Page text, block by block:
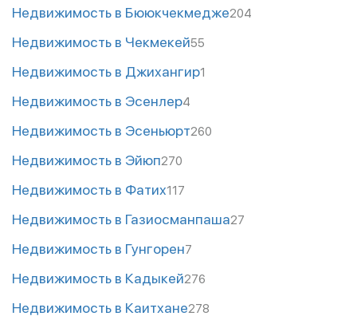
Недвижимость в Бююкчекмедже204
Недвижимость в Чекмекей55
Недвижимость в Джихангир1
Недвижимость в Эсенлер4
Недвижимость в Эсеньюрт260
Недвижимость в Эйюп270
Недвижимость в Фатих117
Недвижимость в Газиосманпаша27
Недвижимость в Гунгорен7
Недвижимость в Кадыкей276
Недвижимость в Каитхане278